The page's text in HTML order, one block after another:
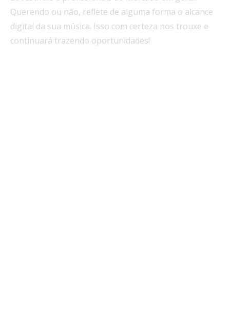
Querendo ou não, reflete de alguma forma o alcance
digital da sua música. Isso com certeza nos trouxe e
continuará trazendo oportunidades!